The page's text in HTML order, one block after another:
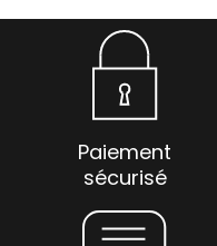
Paiement
sécurisé